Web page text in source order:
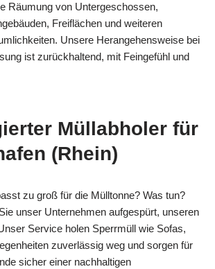
Räumung von Untergeschossen,
Freiflächen und weiteren
Unsere Herangehensweise bei
ist zurückhaltend, mit Feingefühl und
Müllabholer für
(Rhein)
zu groß für die Mülltonne? Was tun?
unser Unternehmen aufgespürt, unseren
Service holen Sperrmüll wie Sofas,
zuverlässig weg und sorgen für
sicher einer nachhaltigen